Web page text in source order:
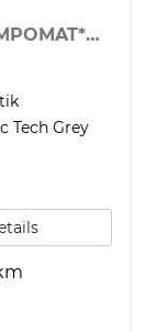
FR 2.0 TDI Kombi DSG*NAVI*TEMPOMAT*KAMERA*KEYLESS-GO*VIRTUAL COCKPIT*
Tech Grey